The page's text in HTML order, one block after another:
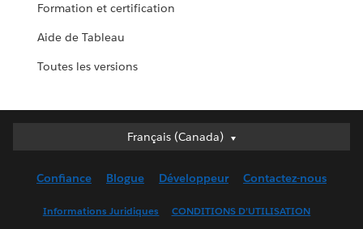
Formation et certification
Aide de Tableau
Toutes les versions
Français (Canada)
Français (Canada)
English (UK)
Confiance Blogue Développeur Contactez-nous
Informations Juridiques CONDITIONS D’UTILISATION